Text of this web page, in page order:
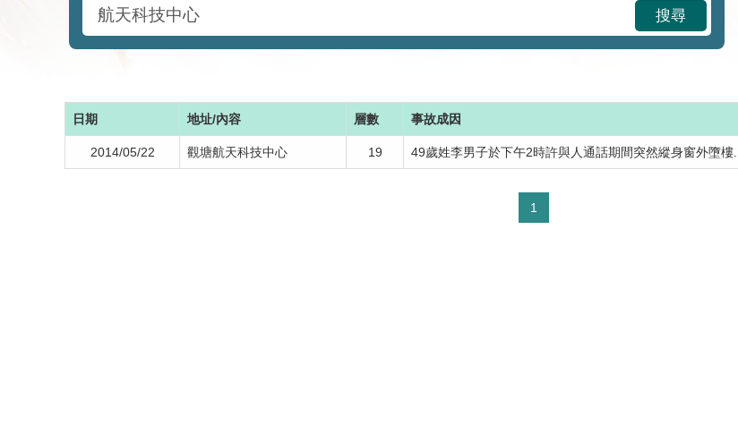
搜尋
日期 地址/內容 層數 事故成因
2014/05/22 觀塘航天科技中心 19 49歲姓李男子於下午2時許與人通話期間突然縱身窗外墮樓...
1